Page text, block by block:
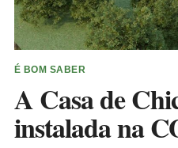
É BOM SABER
A Casa de
instalada na